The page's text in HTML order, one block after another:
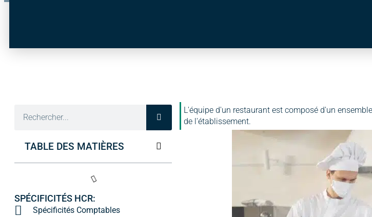
TABLE DES MATIÈRES
SPÉCIFICITÉS HCR:
Spécificités Comptables
L'équipe d'un restaurant est composé d'un
de l'établissement.